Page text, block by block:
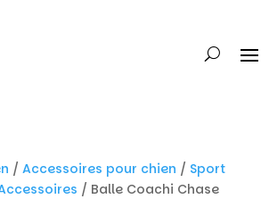
/ Accessoires pour chien / Sport
/ Balle Coachi Chase